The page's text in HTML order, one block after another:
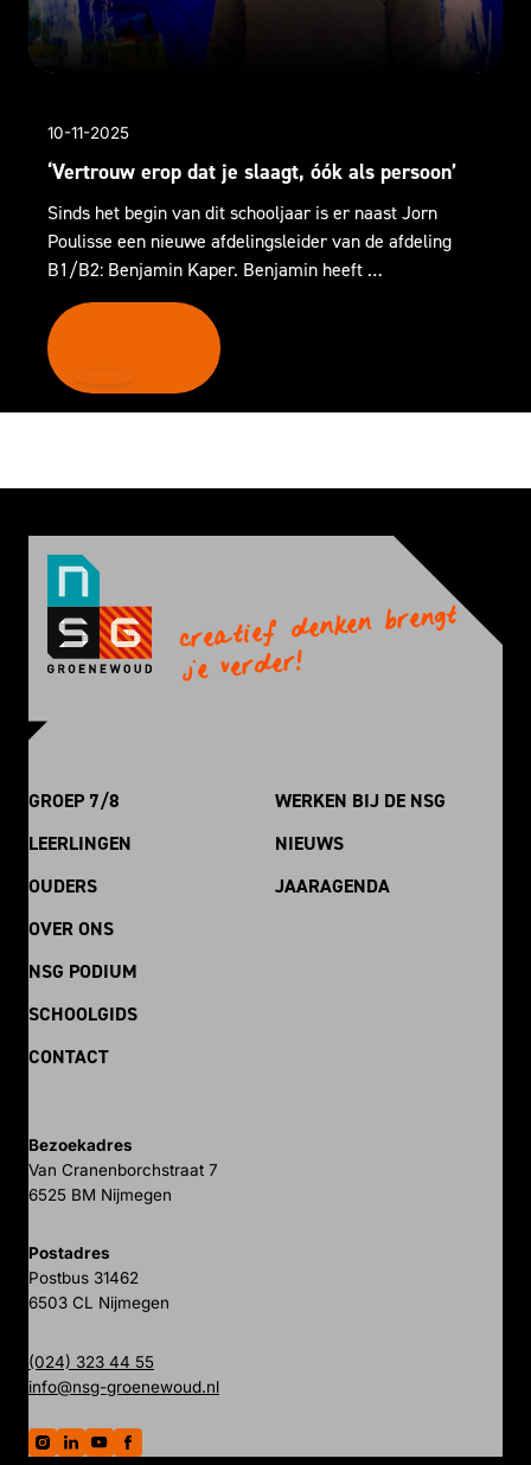
10-11-2025
‘Vertrouw erop dat je slaagt, óók als persoon’
Sinds het begin van dit schooljaar is er naast Jorn
Poulisse een nieuwe afdelingsleider van de afdeling
B1/B2: Benjamin Kaper. Benjamin heeft …
creatief denken brengt
je verder!
GROEP 7/8
LEERLINGEN
OUDERS
OVER ONS
NSG PODIUM
SCHOOLGIDS
CONTACT
WERKEN BIJ DE NSG
NIEUWS
JAARAGENDA
Bezoekadres
Van Cranenborchstraat 7
6525 BM Nijmegen
Postadres
Postbus 31462
6503 CL Nijmegen
(024) 323 44 55
info@nsg-groenewoud.nl